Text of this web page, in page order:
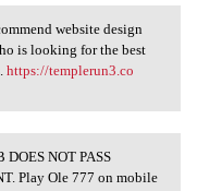
I
website design
is looking for the best
https://templerun3.co
DOES NOT
NOT PASS
Play Ole 777 on mobile